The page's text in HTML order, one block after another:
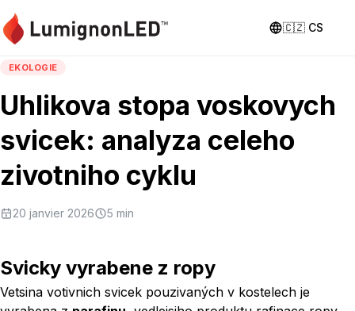
🇨🇿 CS
EKOLOGIE
Uhlikova stopa voskovych
svicek: analyza celeho
zivotniho cyklu
20 janvier 2026 5 min
Svicky vyrabene z ropy
Vetsina votivnich svicek pouzivaných v kostelech je